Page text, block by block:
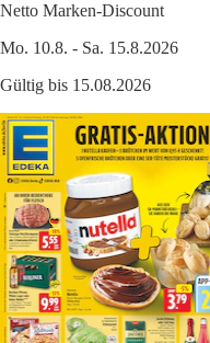
Netto Marken-Discount
Mo. 10.8. - Sa. 15.8.2026
Gültig bis 15.08.2026